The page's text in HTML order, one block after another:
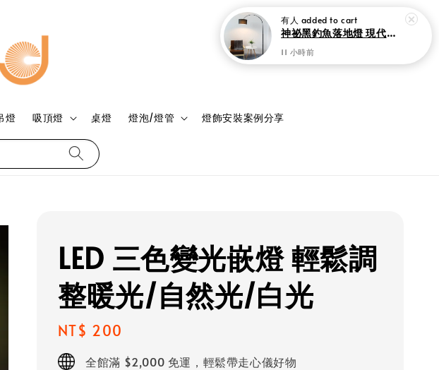
燈 吸頂燈 桌燈 燈泡/燈管 燈飾安裝案例分享
登入
LED 三色變光嵌燈 輕鬆調
整暖光/自然光/白光
Regular
price
NT$ 200
全館滿 $2,000 免運，輕鬆帶走心儀好物